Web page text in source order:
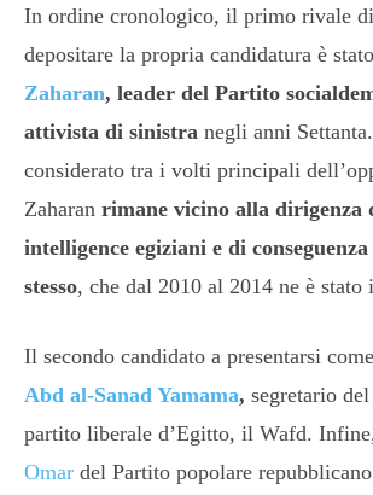
In ordine cronologico, il primo rivale
depositare la propria candidatura è stato
Zaharan, leader del Partito
attivista di sinistra negli anni
considerato tra i volti principali
Zaharan rimane vicino alla dirigenza
intelligence egiziani e di
stesso, che dal 2010 al 2014 ne è stato
Il secondo candidato a presentarsi
Abd al-Sanad Yamama, segretario
partito liberale d’Egitto, il Wafd.
Omar del Partito popolare